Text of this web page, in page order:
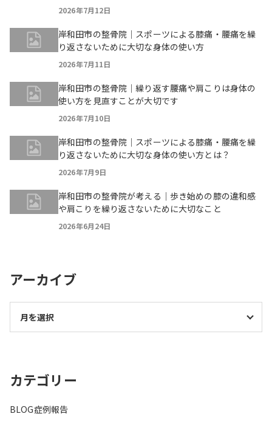
2026年7月12日
岸和田市の整骨院｜スポーツによる膝痛・腰痛を繰
り返さないために大切な身体の使い方
2026年7月11日
岸和田市の整骨院｜繰り返す腰痛や肩こりは身体の
使い方を見直すことが大切です
2026年7月10日
岸和田市の整骨院｜スポーツによる膝痛・腰痛を繰
り返さないために大切な身体の使い方とは？
2026年7月9日
岸和田市の整骨院が考える｜歩き始めの膝の違和感
や肩こりを繰り返さないために大切なこと
2026年6月24日
アーカイブ
カテゴリー
BLOG症例報告